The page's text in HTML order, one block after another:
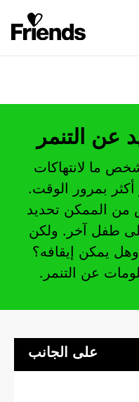
عن التنمر
ما لانتهاكات
بمرور الوقت.
من الممكن تحديد
طفل آخر. ولكن
يمكن إيقافه؟
عن التنمر.
على الجانب